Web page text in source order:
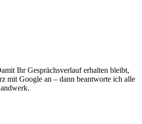
Ihr Gesprächsverlauf erhalten bleibt,
mit Google an – dann beantworte ich alle